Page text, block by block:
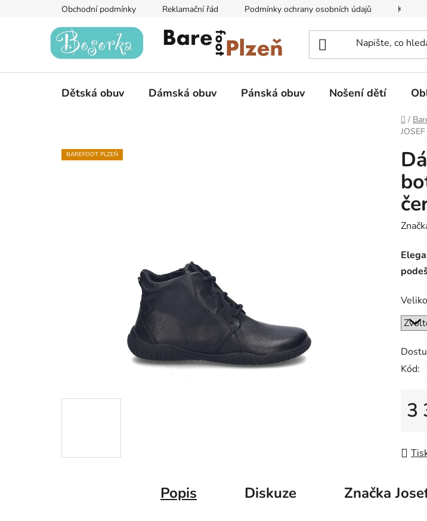
Obchodní podmínky Reklamační řád Podmínky ochrany osobních údajů
Dětská obuv Dámská obuv Pánská obuv Nošení dětí
Domů
/
Kód:
3
BAREFOOT PLZEŇ
Popis Diskuze Značka